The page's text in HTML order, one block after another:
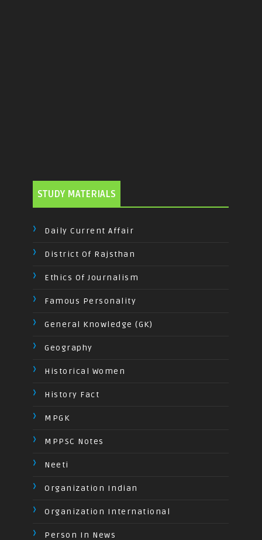
STUDY MATERIALS
Daily Current Affair
District Of Rajsthan
Ethics Of Journalism
Famous Personality
General Knowledge (GK)
Geography
Historical Women
History Fact
MPGK
MPPSC Notes
Neeti
Organization Indian
Organization International
Person In News